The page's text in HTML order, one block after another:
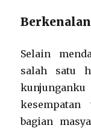
Selain
salah satu
kesempatan
bagian